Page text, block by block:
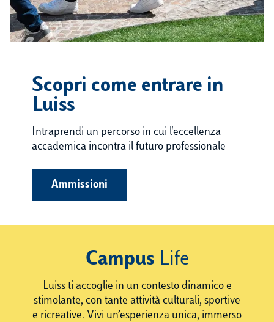
Scopri come entrare in
Luiss
Intraprendi un percorso in cui l'eccellenza
accademica incontra il futuro professionale
Ammissioni
Campus Life
Luiss ti accoglie in un contesto dinamico e
stimolante, con tante attività culturali, sportive
e ricreative. Vivi un’esperienza unica, immerso